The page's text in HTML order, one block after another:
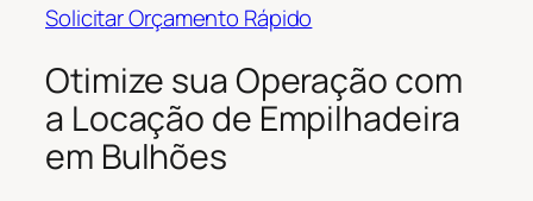
Solicitar Orçamento Rápido
Otimize sua Operação com
a Locação de Empilhadeira
em Bulhões